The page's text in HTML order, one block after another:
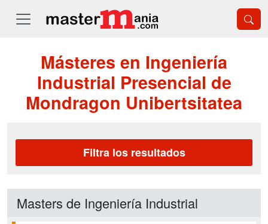
Másteres en Ingeniería
Industrial Presencial de
Mondragon Unibertsitatea
Filtra los resultados
Masters de Ingeniería Industrial